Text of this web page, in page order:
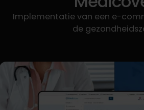
Implementatie van een e-
de